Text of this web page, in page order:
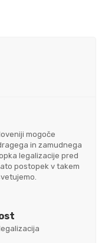
mogoče
in zamudnega
legalizacije pred
postopek v takem